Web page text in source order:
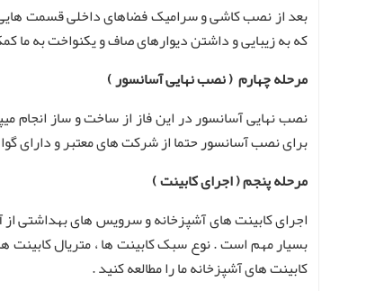
بعد از نصب کاشی و سرامیک فضاهای داخلی قسمت
که به زیبایی و داشتن دیوارهای صاف و یکنواخت به ما
مرحله چهارم ( نصب نهایی آسانسور )
نصب نهایی آسانسور در این فاز از ساخت و ساز انجام
برای نصب آسانسور حتما از شرکت های معتبر و دارای
مرحله پنجم ( اجرای کابینت )
اجرای کابینت های آشپزخانه و سرویس های بهداشتی
بسیار مهم است . نوع سبک کابینت ها ، متریال کابینت
کابینت های آشپزخانه ما را مطالعه کنید .